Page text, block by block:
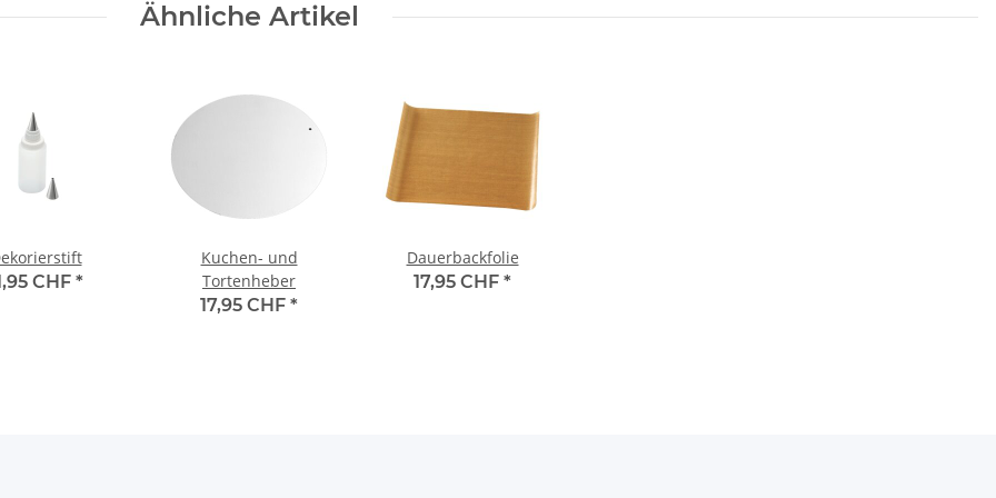
Ähnliche Artikel
CHF *
Kuchen- und
Tortenheber
17,95 CHF *
Dauerbackfolie
17,95 CHF *